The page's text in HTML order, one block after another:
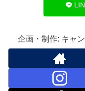
企画・制作: キャ